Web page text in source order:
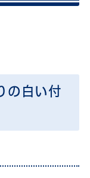
の白い付